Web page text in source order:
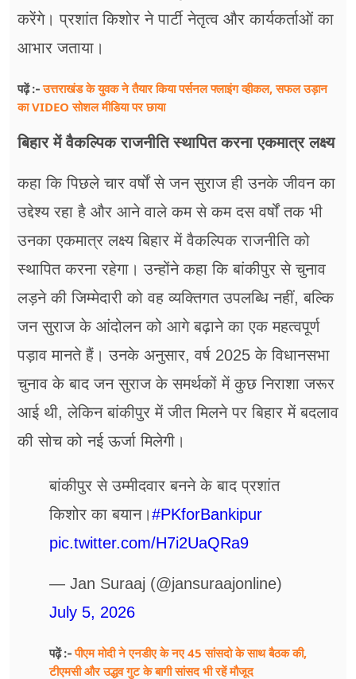
करेंगे। प्रशांत किशोर ने पार्टी नेतृत्व और कार्यकर्ताओं का
आभार जताया।
पढ़ें :-उत्तराखंड के युवक ने तैयार किया पर्सनल फ्लाइंग व्हीकल, सफल उड़ान
का VIDEO सोशल मीडिया पर छाया
बिहार में वैकल्‍प‍िक राजनीति‍ स्‍थाप‍ित करना एकमात्र लक्ष्‍य
कहा कि पिछले चार वर्षों से जन सुराज ही उनके जीवन का
उद्देश्य रहा है और आने वाले कम से कम दस वर्षों तक भी
उनका एकमात्र लक्ष्य बिहार में वैकल्पिक राजनीति को
स्थापित करना रहेगा। उन्होंने कहा कि बांकीपुर से चुनाव
लड़ने की जिम्मेदारी को वह व्यक्तिगत उपलब्धि नहीं, बल्कि
जन सुराज के आंदोलन को आगे बढ़ाने का एक महत्वपूर्ण
पड़ाव मानते हैं। उनके अनुसार, वर्ष 2025 के विधानसभा
चुनाव के बाद जन सुराज के समर्थकों में कुछ निराशा जरूर
आई थी, लेकिन बांकीपुर में जीत मिलने पर बिहार में बदलाव
की सोच को नई ऊर्जा मिलेगी।
बांकीपुर से उम्मीदवार बनने के बाद प्रशांत
किशोर का बयान।#PKforBankipur
pic.twitter.com/H7i2UaQRa9
— Jan Suraaj (@jansuraajonline)
July 5, 2026
पढ़ें :-पीएम मोदी ने एनडीए के नए 45 सांसदो के साथ बैठक की,
टीएमसी और उद्धव गुट के बागी सांसद भी रहें मौजूद